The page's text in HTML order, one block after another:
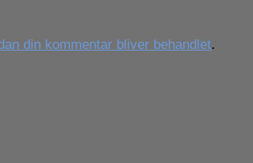
din kommentar bliver behandlet.